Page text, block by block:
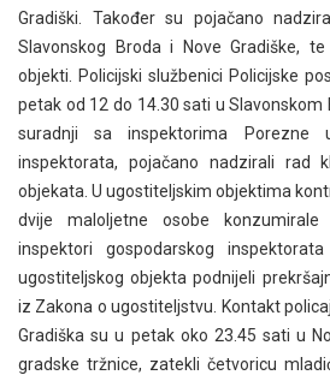
Gradiški. Također su pojačano
Slavonskog Broda i Nove Gradiške,
objekti. Policijski službenici Policijske
petak od 12 do 14.30 sati u Slavonskom
suradnji sa inspektorima Porezne
inspektorata, pojačano nadzirali rad
objekata. U ugostiteljskim objektima
dvije maloljetne osobe
inspektori gospodarskog
ugostiteljskog objekta podnijeli
iz Zakona o ugostiteljstvu. Kontakt
Gradiška su u petak oko 23.45 sati u
gradske tržnice, zatekli četvoricu